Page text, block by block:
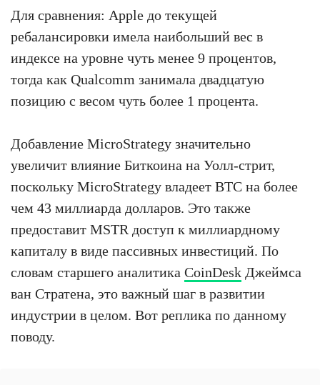
Для сравнения: Apple до текущей
ребалансировки имела наибольший вес в
индексе на уровне чуть менее 9 процентов,
тогда как Qualcomm занимала двадцатую
позицию с весом чуть более 1 процента.
Добавление MicroStrategy значительно
увеличит влияние Биткоина на Уолл-стрит,
поскольку MicroStrategy владеет BTC на более
чем 43 миллиарда долларов. Это также
предоставит MSTR доступ к миллиардному
капиталу в виде пассивных инвестиций. По
словам старшего аналитика CoinDesk Джеймса
ван Стратена, это важный шаг в развитии
индустрии в целом. Вот реплика по данному
поводу.